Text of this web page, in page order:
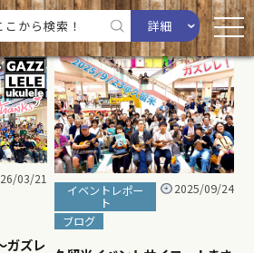
詳細
03/21
ガズレ
イベントレポー
ト
ブログ
2025/09/24